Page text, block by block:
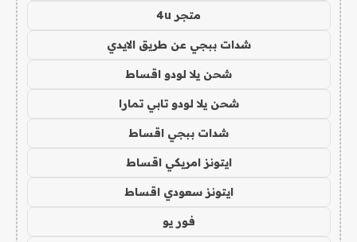
متجر 4u
شدات ببجي عن طريق الايدي
شحن يلا لودو اقساط
شحن يلا لودو تابي تمارا
شدات ببجي اقساط
ايتونز امريكي اقساط
ايتونز سعودي اقساط
فور يو